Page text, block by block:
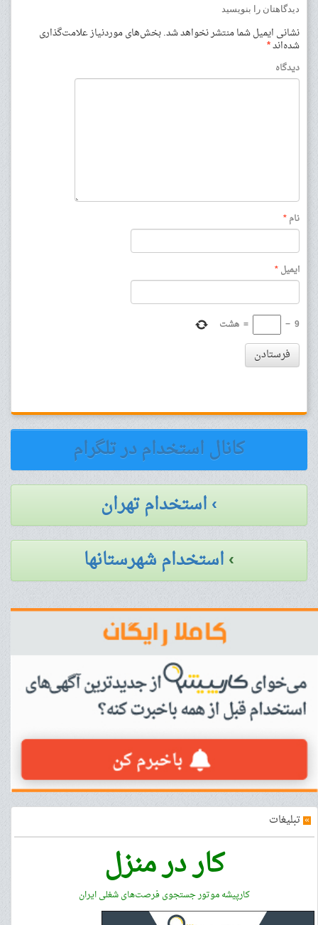
دیدگاهتان را بنویسید
نشانی ایمیل شما منتشر نخواهد شد.بخش‌های موردنیاز علامت‌گذاری
شده‌اند*
دیدگاه
نام*
ایمیل*
9
−
= هشت
فرستادن
کانال استخدام در تلگرام
› استخدام تهران
›استخدام شهرستانها
» تبلیغات
کار در منزل
کارپیشه موتور جستجوی فرصت‌های شغلی ایران